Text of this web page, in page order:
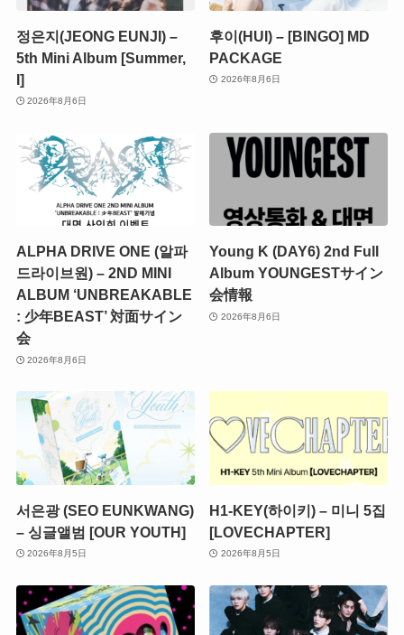
정은지(JEONG EUNJI) –
5th Mini Album [Summer,
I]
2026年8月6日
후이(HUI) – [BINGO] MD
PACKAGE
2026年8月6日
ALPHA DRIVE ONE (알파
드라이브원) – 2ND MINI
ALBUM ‘UNBREAKABLE
: 少年BEAST’ 対面サイン
会
2026年8月6日
Young K (DAY6) 2nd Full
Album YOUNGESTサイン
会情報
2026年8月6日
서은광 (SEO EUNKWANG)
– 싱글앨범 [OUR YOUTH]
2026年8月5日
H1-KEY(하이키) – 미니 5집
[LOVECHAPTER]
2026年8月5日